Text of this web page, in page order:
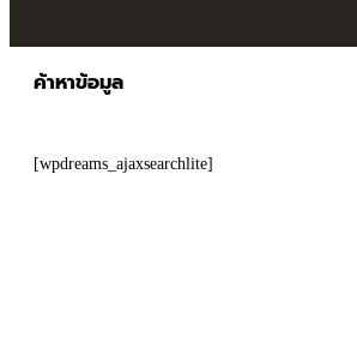
ค้าหาข้อมูล
[wpdreams_ajaxsearchlite]